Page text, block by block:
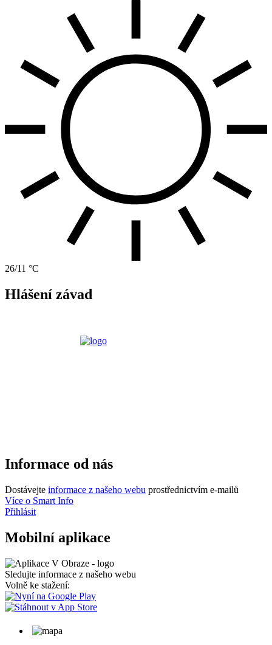
26/11 °C
Hlášení závad
Informace od nás
Dostávejte informace z našeho webu prostřednictvím e-mailů
Více o Smart Info
Přihlásit
Mobilní aplikace
Sledujte informace z našeho webu
Volně ke stažení: